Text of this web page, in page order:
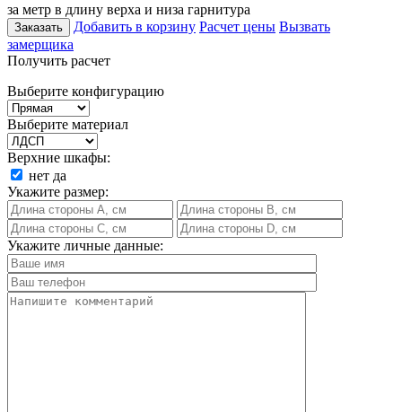
за метр в длину верха и низа гарнитура
Заказать Добавить в корзину Расчет цены Вызвать
замерщика
Получить расчет
Выберите конфигурацию
Выберите материал
Верхние шкафы:
нет да
Укажите размер:
Укажите личные данные: